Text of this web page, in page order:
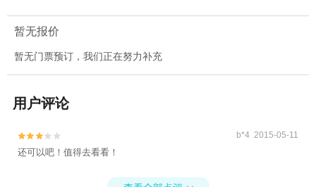
暂无报价
暂无门票预订，我们正在努力补充
用户评论

 b*4 2015-05-11
还可以吧！值得去看看！